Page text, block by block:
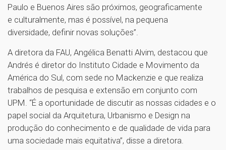
Paulo e Buenos Aires são próximos, geograficamente
e culturalmente, mas é possível, na pequena
diversidade, definir novas soluções”.
A diretora da FAU, Angélica Benatti Alvim, destacou que
Andrés é diretor do Instituto Cidade e Movimento da
América do Sul, com sede no Mackenzie e que realiza
trabalhos de pesquisa e extensão em conjunto com
UPM. “É a oportunidade de discutir as nossas cidades e o
papel social da Arquitetura, Urbanismo e Design na
produção do conhecimento e de qualidade de vida para
uma sociedade mais equitativa”, disse a diretora.